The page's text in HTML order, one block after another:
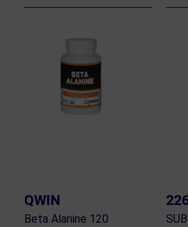
QWIN
Beta Alanine 120